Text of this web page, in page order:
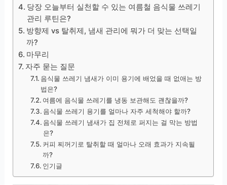
당장 오늘부터 실천할 수 있는 여름철 음식물 쓰레기
관리 루틴은?
방향제 vs 탈취제, 냄새 관리에 뭐가 더 맞는 선택일
까?
마무리
자주 묻는 질문
음식물 쓰레기 냄새가 이미 용기에 배었을 때 없애는 방
법은?
여름에 음식물 쓰레기를 냉동 보관해도 괜찮을까?
음식물 쓰레기 용기를 얼마나 자주 세척해야 할까?
음식물 쓰레기 냄새가 집 전체로 퍼지는 걸 막는 방법
은?
커피 찌꺼기로 탈취할 때 얼마나 오래 효과가 지속될
까?
인기글